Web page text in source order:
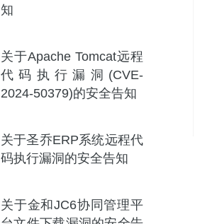
知
关于Apache Tomcat远程
代码执行漏洞(CVE-
2024-50379)的安全告知
关于圣乔ERP系统远程代
码执行漏洞的安全告知
关于金和JC6协同管理平